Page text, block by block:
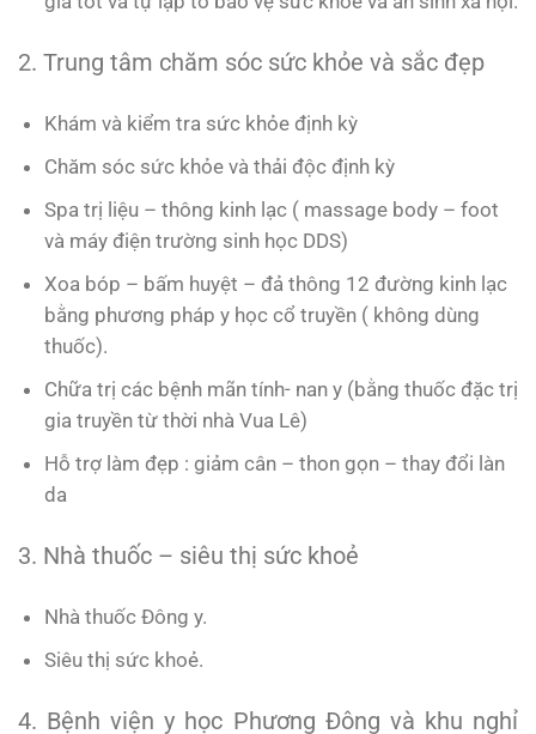
2. Trung tâm chăm sóc sức khỏe và sắc đẹp
Khám và kiểm tra sức khỏe định kỳ
Chăm sóc sức khỏe và thải độc định kỳ
Spa trị liệu – thông kinh lạc ( massage body – foot
và máy điện trường sinh học DDS)
Xoa bóp – bấm huyệt – đả thông 12 đường kinh lạc
bằng phương pháp y học cổ truyền ( không dùng
thuốc).
Chữa trị các bệnh mãn tính- nan y (bằng thuốc đặc trị
gia truyền từ thời nhà Vua Lê)
Hỗ trợ làm đẹp : giảm cân – thon gọn – thay đổi làn
da
3. Nhà thuốc – siêu thị sức khoẻ
Nhà thuốc Đông y.
Siêu thị sức khoẻ.
4. Bệnh viện y học Phương Đông và khu nghỉ